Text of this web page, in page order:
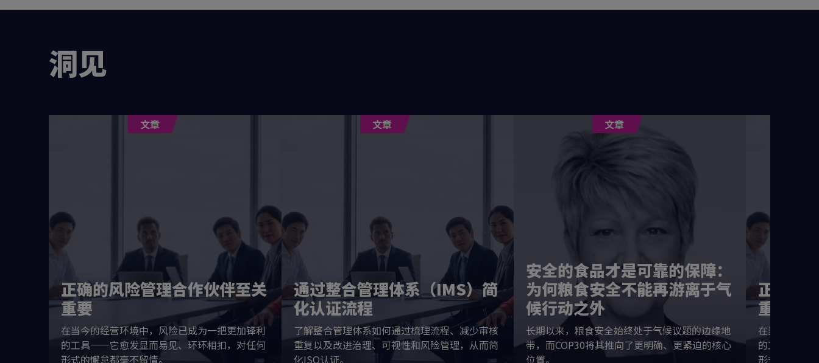
123456789
洞见
正确的风险管理合作伙伴至关
重要
文章
在当今的经营环境中，风险已成为一把更加锋利
的工具——它愈发显而易见、环环相扣，对任何
形式的懈怠都毫不留情。
通过整合管理体系（IMS）简
化认证流程
文章
了解整合管理体系如何通过梳理流程、减少审核
重复以及改进治理、可视性和风险管理，从而简
化ISO认证。
安全的食品才是可靠的保障：
为何粮食安全不能再游离于气
候行动之外
文章
长期以来，粮食安全始终处于气候议题的边缘地
带，而COP30将其推向了更明确、更紧迫的核心
位置。
正确的
重要
在当今的经
的工具——它
形式的懈怠